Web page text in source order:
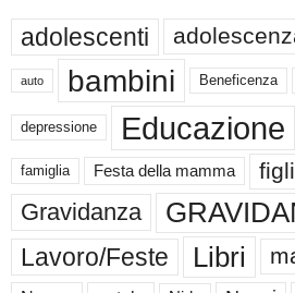
adolescenti
auto bambini Beneficenza
depressione Educazione
famiglia Festa della mamma figli
Gravidanza
Lavoro/Feste Libri